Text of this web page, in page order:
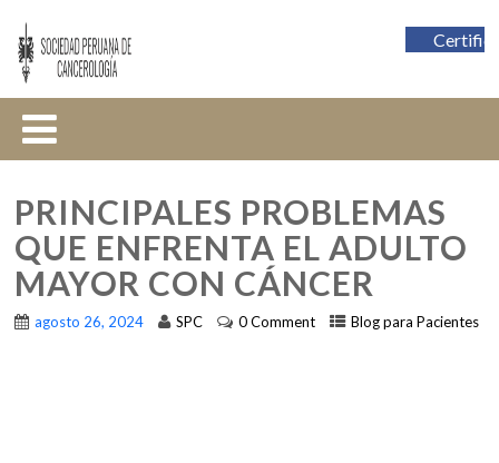
PRINCIPALES PROBLEMAS
QUE ENFRENTA EL ADULTO
MAYOR CON CÁNCER
agosto 26, 2024 SPC 0 Comment Blog para Pacientes